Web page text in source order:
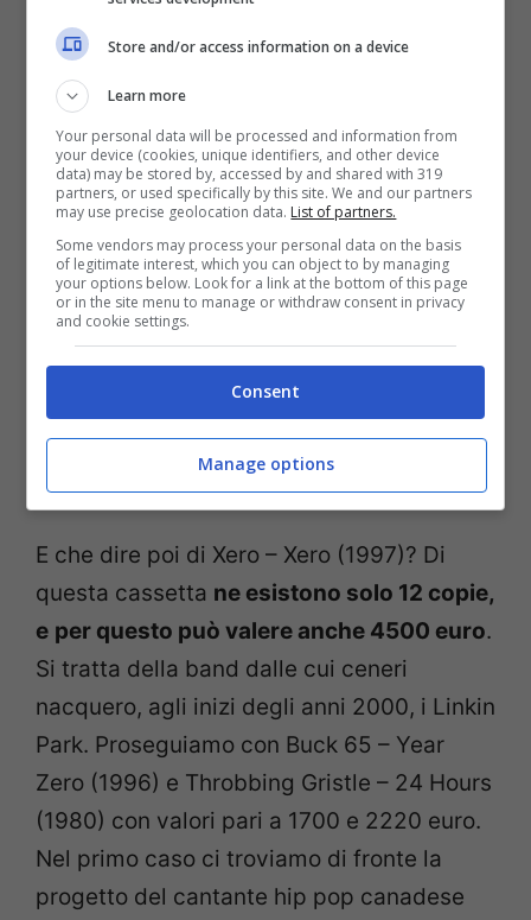
Le musicassette che valgono una fortuna
(thewisemagazine.it)
Tornando indietro nel tempo all’anno 1987
invece troviamo Madonna – The Madonna
Collection
e Various – Untieddiaries 1979-87.
in questo caso la quotazione è alta,
rispettivamente pari a 1500 e 2300 euro.
Nel primo caso si tratta di uno speciale
box set rilasciato solo per le Filippine e
un cofanetto che comprende vari album
dell’etichetta britannica United Diaries.
E che dire poi di Xero – Xero (1997)? Di
questa cassetta ne esistono solo 12 copie,
e per questo può valere anche 4500 euro.
Si tratta della band dalle cui ceneri
nacquero, agli inizi degli anni 2000, i Linkin
Park. Proseguiamo con Buck 65 – Year
Zero (1996) e Throbbing Gristle – 24 Hours
(1980) con valori pari a 1700 e 2220 euro.
Nel primo caso ci troviamo di fronte la
progetto del cantante hip pop canadese
Store and/or access information on a device
Learn more
Your personal data will be processed and information from
your device (cookies, unique identifiers, and other device
data) may be stored by, accessed by and shared with 319
partners, or used specifically by this site. We and our partners
may use precise geolocation data. List of partners.
Some vendors may process your personal data on the basis
of legitimate interest, which you can object to by managing
your options below. Look for a link at the bottom of this page
or in the site menu to manage or withdraw consent in privacy
and cookie settings.
Consent
Manage options